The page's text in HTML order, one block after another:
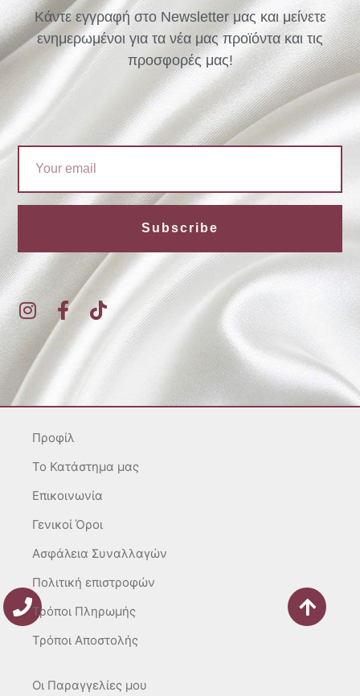
Κάντε εγγραφή στο Newsletter μας και μείνετε
ενημερωμένοι για τα νέα μας προϊόντα και τις
προσφορές μας!
Subscribe
I
n
t
a
g
a
m
F
a
c
e
b
o
k
-
T
k
Προφίλ
To Κατάστημα μας
Επικοινωνία
Γενικοί Όροι
Ασφάλεια Συναλλαγών
Πολιτική επιστροφών
Τρόποι Πληρωμής
Τρόποι Αποστολής
Οι Παραγγελίες μου